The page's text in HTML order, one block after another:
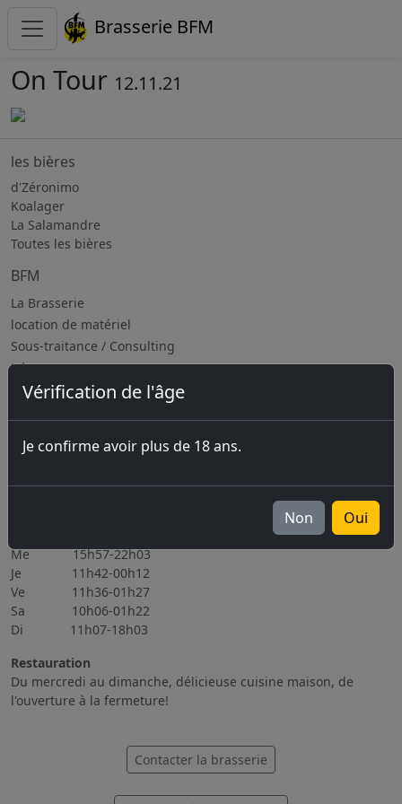
Brasserie BFM
Vérification de l'âge
Je confirme avoir plus de 18 ans.
Non Oui
On Tour 12.11.21
les bières
d'Zéronimo
Koalager
La Salamandre
Toutes les bières
BFM
La Brasserie
location de matériel
Sous-traitance / Consulting
Jobs
Prochains évènements
06.11.2026 Brassin Public 6-7.11.2026
Tous les évènements
Me 15h57-22h03
Je 11h42-00h12
Ve 11h36-01h27
Sa 10h06-01h22
Di 11h07-18h03
Restauration
Du mercredi au dimanche, délicieuse cuisine maison, de
l'ouverture à la fermeture!
Contacter la brasserie